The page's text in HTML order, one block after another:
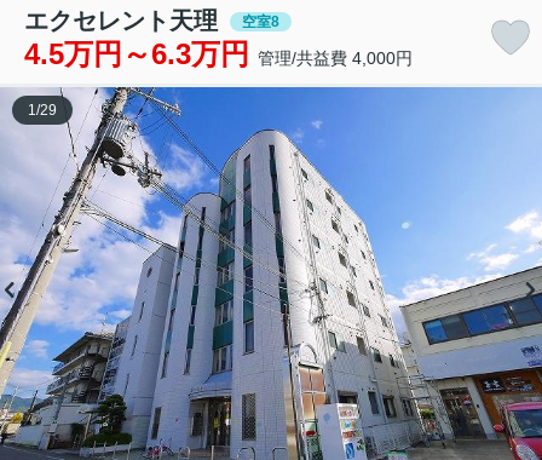
エクセレント天理 空室8
4.5万円～6.3万円 管理/共益費 4,000円
1/29